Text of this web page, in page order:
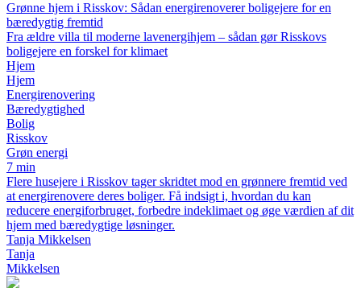
Grønne hjem i Risskov: Sådan energirenoverer boligejere for en
bæredygtig fremtid
Fra ældre villa til moderne lavenergihjem – sådan gør Risskovs
boligejere en forskel for klimaet
Hjem
Hjem
Energirenovering
Bæredygtighed
Bolig
Risskov
Grøn energi
7 min
Flere husejere i Risskov tager skridtet mod en grønnere fremtid ved
at energirenovere deres boliger. Få indsigt i, hvordan du kan
reducere energiforbruget, forbedre indeklimaet og øge værdien af dit
hjem med bæredygtige løsninger.
Tanja Mikkelsen
Tanja
Mikkelsen